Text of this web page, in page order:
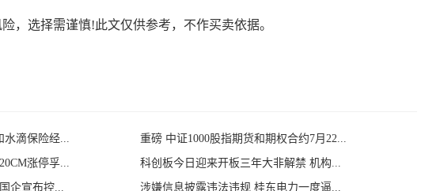
，选择需谨慎!此文仅供参考，不作买卖依据。
水滴保险经... 重磅 中证1000股指期货和期权合约7月22...
涨停孚... 科创板今日迎来开板三年大非解禁 机构...
企宣布控... 涉嫌信息披露违法违规 桂东电力一度逼...